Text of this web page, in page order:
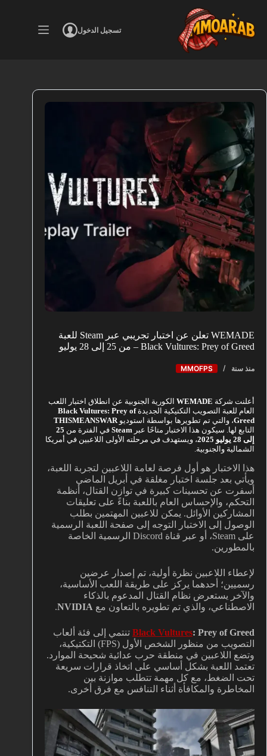
المحتوى
تسجيل الدخول
WEMADE تعلن عن اختبار تجريبي عبر Steam للعبة
Black Vultures: Prey of Greed – من 25 إلى 28 يوليو
منذ سنة MMOFPS
أعلنت شركة WEMADE الكورية الجنوبية عن انطلاق اختبار اللعب
العام للعبة التصويب التكتيكية الجديدةBlack Vultures: Prey of
Greed، والتي تم تطويرها بواسطة استوديوTHISMEANSWAR
التابع لها. سيكون هذا الاختبار متاحًا عبر Steam في الفترة من 25
إلى 28 يوليو 2025
، ويستهدف في مرحلته الأولى اللاعبين في أمريكا
الشمالية والجنوبية.
هذا الاختبار هو أول فرصة لعامة اللاعبين لتجربة اللعبة،
ويأتي بعد جلسة اختبار مغلقة في أبريل الماضي
أسفرت عن تحسينات كبيرة في توازن القتال، أنظمة
التحكم، والإحساس العام باللعبة بناءً على تعليقات
المشاركين الأوائل. يمكن للاعبين المهتمين بطلب
الوصول إلى الاختبار التوجه إلى صفحة اللعبة الرسمية
على Steam، أو عبر قناة Discord الرسمية الخاصة
بالمطورين.
لإعطاء اللاعبين نظرة أولية، تم إصدار عرضين
رسميين؛ أحدهما يركز على طريقة اللعب الأساسية،
والآخر يستعرض نظام القتال المدعوم بالذكاء
الاصطناعي، والذي تم تطويره بالتعاون مع NVIDIA
.
Black Vultures: Prey of Greed
تنتمي إلى فئة ألعاب
التصويب من منظور الشخص الأول (FPS) التكتيكية،
وتضع اللاعبين في منطقة حرب عدائية شحيحة الموارد.
تعتمد اللعبة بشكل أساسي على اتخاذ قرارات سريعة
تحت الضغط، مع كل مهمة تتطلب موازنة بين
المخاطرة والمكافأة أثناء التنافس مع فرق أخرى.